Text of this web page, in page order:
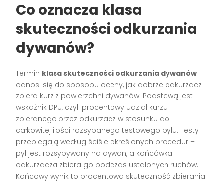
Co oznacza klasa
skuteczności odkurzania
dywanów?
Termin klasa skuteczności odkurzania dywanów
odnosi się do sposobu oceny, jak dobrze odkurzacz
zbiera kurz z powierzchni dywanów. Podstawą jest
wskaźnik DPU, czyli procentowy udział kurzu
zbieranego przez odkurzacz w stosunku do
całkowitej ilości rozsypanego testowego pyłu. Testy
przebiegają według ściśle określonych procedur –
pył jest rozsypywany na dywan, a końcówka
odkurzacza zbiera go podczas ustalonych ruchów.
Końcowy wynik to procentowa skuteczność zbierania